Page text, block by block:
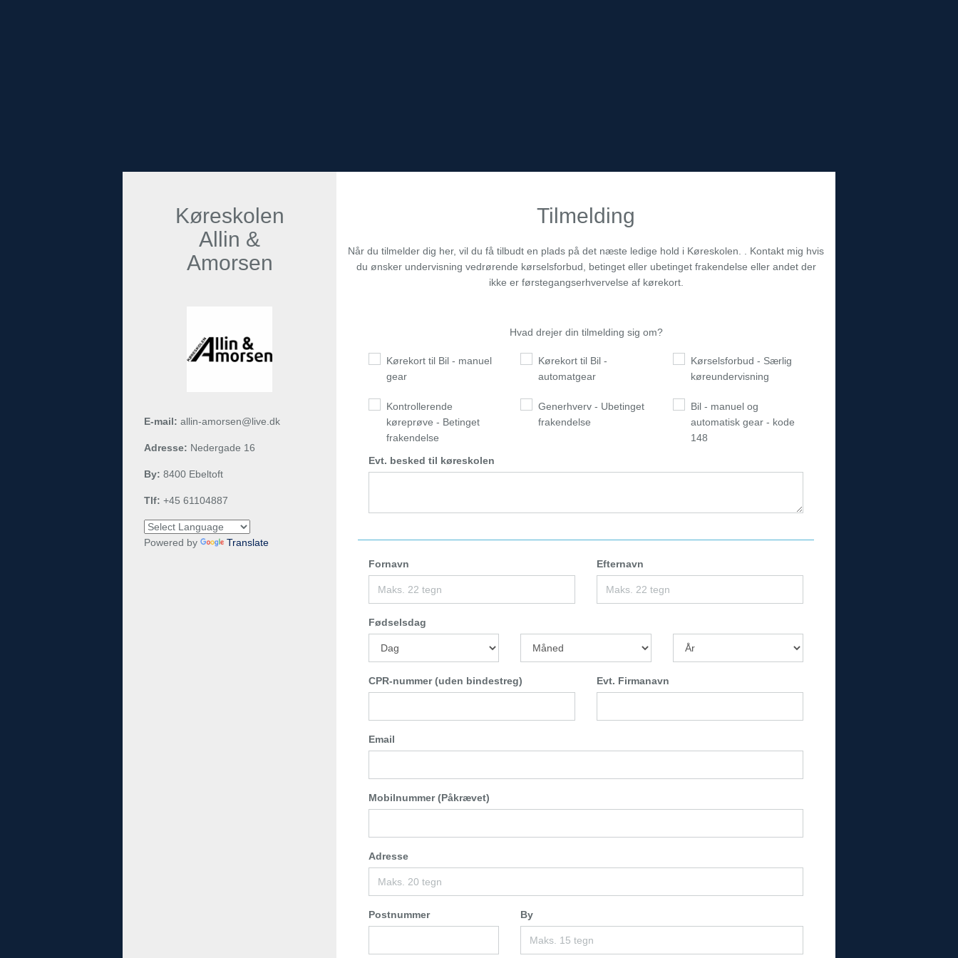
Køreskolen
Allin &
Amorsen
E-mail: allin-amorsen@live.dk
Adresse: Nedergade 16
By: 8400 Ebeltoft
Tlf: +45 61104887
Powered by Translate
Tilmelding
Når du tilmelder dig her, vil du få tilbudt en plads på det næste ledige hold i Køreskolen. . Kontakt mig hvis
du ønsker undervisning vedrørende kørselsforbud, betinget eller ubetinget frakendelse eller andet der
ikke er førstegangserhvervelse af kørekort.
Hvad drejer din tilmelding sig om?
Kørekort til Bil - manuel
gear
Kørekort til Bil -
automatgear
Kørselsforbud - Særlig
køreundervisning
Kontrollerende
køreprøve - Betinget
frakendelse
Generhverv - Ubetinget
frakendelse
Bil - manuel og
automatisk gear - kode
148
Evt. besked til køreskolen
Fornavn Efternavn
Fødselsdag
CPR-nummer (uden bindestreg) Evt. Firmanavn
Email
Mobilnummer (Påkrævet)
Adresse
Postnummer By